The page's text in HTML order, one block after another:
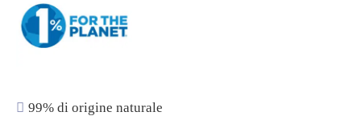
99% di origine naturale